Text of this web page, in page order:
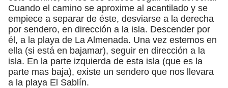
Cuando el camino se aproxime al acantilado y se
empiece a separar de éste, desviarse a la derecha
por sendero, en dirección a la isla. Descender por
él, a la playa de La Almenada. Una vez estemos en
ella (si está en bajamar), seguir en dirección a la
isla. En la parte izquierda de esta isla (que es la
parte mas baja), existe un sendero que nos llevara
a la playa El Sablín.